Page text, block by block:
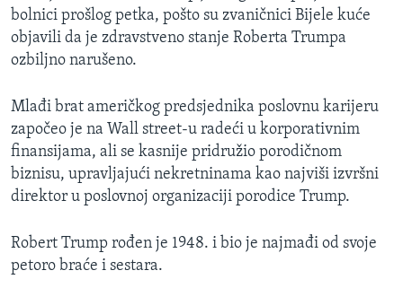
bolnici prošlog petka, pošto su zvaničnici Bijele kuće
objavili da je zdravstveno stanje Roberta Trumpa
ozbiljno narušeno.
Mlađi brat američkog predsjednika poslovnu karijeru
započeo je na Wall street-u radeći u korporativnim
finansijama, ali se kasnije pridružio porodičnom
biznisu, upravljajući nekretninama kao najviši izvršni
direktor u poslovnoj organizaciji porodice Trump.
Robert Trump rođen je 1948. i bio je najmađi od svoje
petoro braće i sestara.